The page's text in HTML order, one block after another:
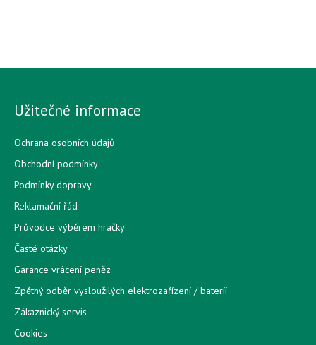
Užitečné informace
Ochrana osobních údajů
Obchodní podmínky
Podmínky dopravy
Reklamační řád
Průvodce výběrem hračky
Časté otázky
Garance vrácení peněz
Zpětný odběr vysloužilých elektrozařízení / bateríí
Zákaznický servis
Cookies